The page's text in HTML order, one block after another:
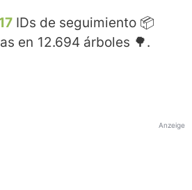
IDs de seguimiento 📦
en 12.694 árboles 🌳.
Anzeige